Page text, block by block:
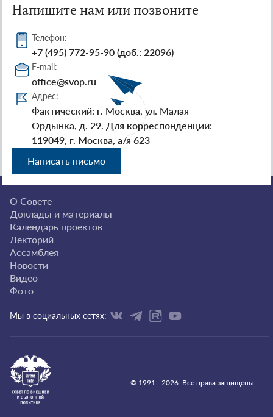
Напишите нам или позвоните
Телефон:
+7 (495) 772-95-90 (доб.: 22096)
E-mail:
office@svop.ru
Адрес:
Фактический: г. Москва, ул. Малая
Ордынка, д. 29. Для корреспонденции:
119049, г. Москва, а/я 623
Написать письмо
О Совете
Доклады и материалы
Календарь проектов
Лекторий
Ассамблея
Новости
Видео
Фото
© 1991 - 2026. Все права защищены
Мы в социальных сетях: